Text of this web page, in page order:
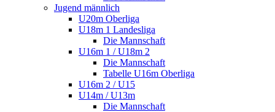
Jugend männlich
U20m Oberliga
U18m 1 Landesliga
Die Mannschaft
U16m 1 / U18m 2
Die Mannschaft
Tabelle U16m Oberliga
U16m 2 / U15
U14m / U13m
Die Mannschaft